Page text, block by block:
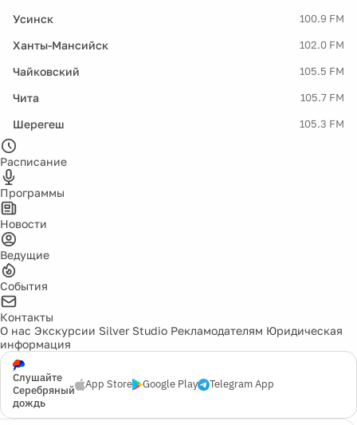
Усинск 100.9 FM
Ханты-Мансийск 102.0 FM
Чайковский 105.5 FM
Чита 105.7 FM
Шерегеш 105.3 FM
Расписание
Программы
Новости
Ведущие
События
Контакты
О нас Экскурсии Silver Studio Рекламодателям Юридическая
информация
Слушайте
Серебряный
дождь
App Store Google Play Telegram App